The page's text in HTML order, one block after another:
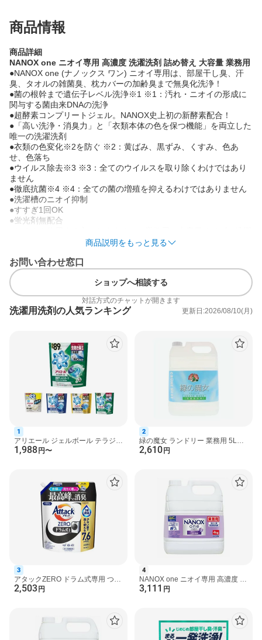
商品情報
商品詳細
NANOX one ニオイ専用 高濃度 洗濯洗剤 詰め替え 大容量 業務用
●NANOX one (ナノックス ワン) ニオイ専用は、部屋干し臭、汗
臭、タオルの雑菌臭、枕カバーの加齢臭まで無臭化洗浄！
●菌の根幹まで遺伝子レベル洗浄※1 ※1：汚れ・ニオイの形成に
関与する菌由来DNAの洗浄
●超酵素コンプリートジェル。NANOX史上初の新酵素配合！
●「高い洗浄・消臭力」と「衣類本体の色を保つ機能」を両立した
唯一の洗濯洗剤
●衣類の色変化※2を防ぐ ※2：黄ばみ、黒ずみ、くすみ、色あ
せ、色落ち
●ウイルス除去※3 ※3：全てのウイルスを取り除くわけではあり
ません
●徹底抗菌※4 ※4：全ての菌の増殖を抑えるわけではありません
●洗濯槽のニオイ抑制
●すすぎ1回OK
●蛍光剤無配合
用洗剤。詰め替え 4kg・10kgをラインナップ
●自動投入、ドラム式洗濯機でも使用可能
※トップ NANOXから、NANOXoneにリニューアル。
使用方法
・使用量：水30Lに対して10g
界面活性剤(52％ ポリオキシエチレンアルキルエーテル、直鎖ア
ルキルベンゼンスルホン酸塩、アルキルエーテル硫酸エステル塩)
安定化剤 、pH調整剤 、再汚染防止剤、 酵素
・乳幼児の手の届くところに置かない。
・認知症の方などの誤飲を防ぐため、置き場所に注意する。
・荒れ性の方や原液で使うときは、炊事用の手袋を使用する。
・使用後は手を水でよく洗い、クリームなどで手入れをする。
・洗濯機のフタなどのプラスチック部分や床に原液がついた時
題ありません。
・高温、直射日光を避けて保管する。
発売元、製造元、輸入元又は販売元
広告文責
楽天グループ株式会社 電話：050-5444-7654
sou#251218
商品説明をもっと見る
お問い合わせ窓口
ショップへ相談する
対話方式のチャットが開きます
洗濯用洗剤の人気ランキング 更新日:2026/08/10(月)
1
アリエール ジェルボール テラジャ
ンボ 洗濯洗剤 詰替 【アリエール
1,988 円〜
2
緑の魔女 ランドリー 業務用 5L
【緑の魔女】 洗濯洗剤
2,610 円
3
アタックZERO ドラム式専用 つめ
かえ用 2300g 【アタックZERO】
2,503 円
4
NANOX one ニオイ専用 高濃度 洗
濯洗剤 詰め替え 大容量 業務用
3,111 円